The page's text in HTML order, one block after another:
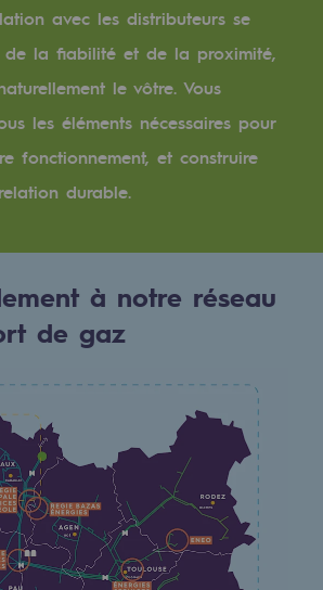
et nos valeurs
certifiée
institutionnelles
d'avenir
d'avenir
et procédés durables
et procédés
avec les distributeurs se
de la fiabilité et de la proximité,
le vôtre. Vous
les éléments nécessaires pour
fonctionnement, et construire
durable.
à notre réseau
de gaz